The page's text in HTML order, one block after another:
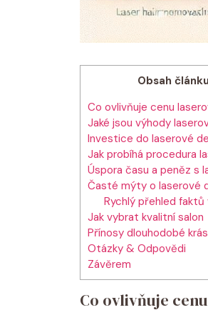
Obsah článku
Co ovlivňuje cenu
Jaké jsou výhody
Investice do laserové
Jak probíhá procedura
Úspora času a peněz s
Časté mýty o laserové
Rychlý přehled faktů
Jak vybrat kvalitní salon
Přínosy dlouhodobé
Otázky & Odpovědi
Závěrem
Co ovlivňuje